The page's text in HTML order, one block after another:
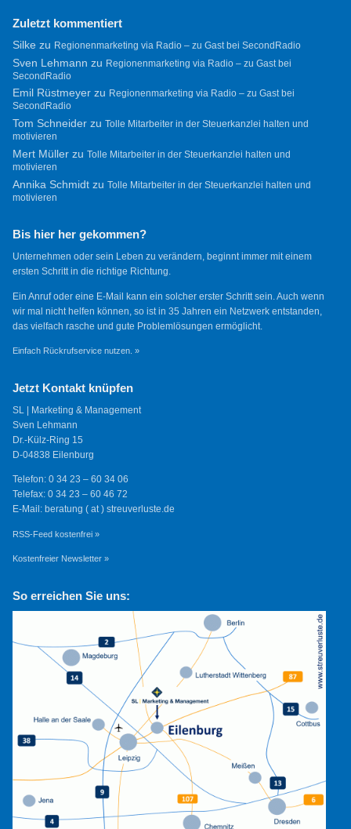
Zuletzt kommentiert
Silkezu Regionenmarketing via Radio – zu Gast bei SecondRadio
Sven Lehmann zu Regionenmarketing via Radio – zu Gast bei
SecondRadio
Emil Rüstmeyerzu Regionenmarketing via Radio – zu Gast bei
SecondRadio
Tom Schneiderzu Tolle Mitarbeiter in der Steuerkanzlei halten und
motivieren
Mert Müllerzu Tolle Mitarbeiter in der Steuerkanzlei halten und
motivieren
Annika Schmidtzu Tolle Mitarbeiter in der Steuerkanzlei halten und
motivieren
Bis hier her gekommen?
Unternehmen oder sein Leben zu verändern, beginnt immer mit einem
ersten Schritt in die richtige Richtung.
Ein Anruf oder eine E-Mail kann ein solcher erster Schritt sein. Auch wenn
wir mal nicht helfen können, so ist in 35 Jahren ein Netzwerk entstanden,
das vielfach rasche und gute Problemlösungen ermöglicht.
Einfach Rückrufservice nutzen. »
Jetzt Kontakt knüpfen
SL | Marketing & Management
Sven Lehmann
Dr.-Külz-Ring 15
D-04838 Eilenburg
Telefon: 0 34 23 – 60 34 06
Telefax: 0 34 23 – 60 46 72
E-Mail: beratung ( at ) streuverluste.de
RSS-Feed kostenfrei »
Kostenfreier Newsletter »
So erreichen Sie uns: